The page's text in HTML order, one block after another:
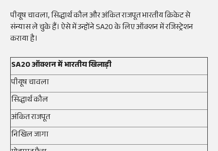
पीयूषचावला, सिद्धार्थ कौल और अंकित राजपूत भारतीय क्रिकेट से
संन्यास ले चुके हैं। ऐसे में उन्होंनेSA20के लिएऑक्शनमेंरजिस्ट्रेशन
कराया है।
SA20 ऑक्शन में भारतीय खिलाड़ी
पीयूषचावला
सिद्धार्थ कौल
अंकित राजपूत
निखिल जागा